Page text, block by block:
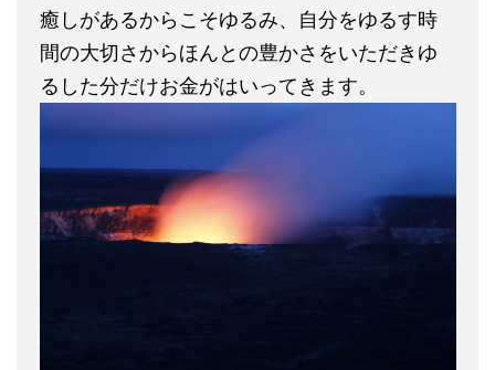
癒しがあるからこそゆるみ、自分をゆるす時
間の大切さからほんとの豊かさをいただきゆ
るした分だけお金がはいってきます。